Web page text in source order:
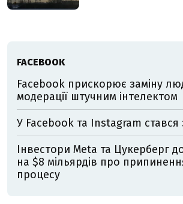
FACEBOOK
Facebook прискорює заміну
модерації штучним інтелектом
У Facebook та Instagram стався
Інвестори Meta та Цукерберг
на $8 мільярдів про
процесу